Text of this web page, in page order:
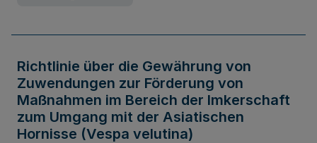
Richtlinie über die Gewährung von
Zuwendungen zur Förderung von
Maßnahmen im Bereich der Imkerschaft
zum Umgang mit der Asiatischen
Hornisse (Vespa velutina)